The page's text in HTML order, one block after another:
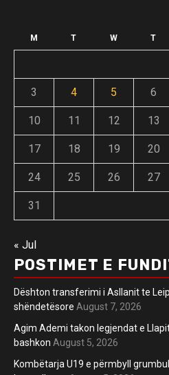
M T W T
3 4 5 6
10 11 12 13
17 18 19 20
24 25 26 27
31
« Jul
POSTIMET E
Dështon transferimi i Asllanit te
shëndetësore August 7, 2026
Agim Ademi takon legjendat e
bashkon August 5, 2026
Kombëtarja U19 e përmbyll